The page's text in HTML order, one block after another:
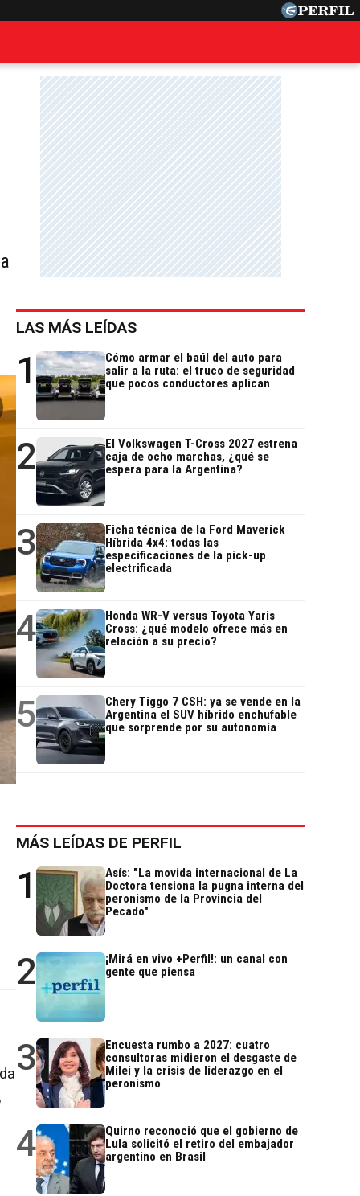
LAS MÁS LEÍDAS
1
Cómo armar el baúl del auto para
salir a la ruta: el truco de seguridad
que pocos conductores aplican
2
El Volkswagen T-Cross 2027 estrena
caja de ocho marchas, ¿qué se
espera para la Argentina?
3
Ficha técnica de la Ford Maverick
Híbrida 4x4: todas las
especificaciones de la pick-up
electrificada
4
Honda WR-V versus Toyota Yaris
Cross: ¿qué modelo ofrece más en
relación a su precio?
5
Chery Tiggo 7 CSH: ya se vende en la
Argentina el SUV híbrido enchufable
que sorprende por su autonomía
MÁS LEÍDAS DE PERFIL
1
Asís: "La movida internacional de La
Doctora tensiona la pugna interna del
peronismo de la Provincia del
Pecado"
2
¡Mirá en vivo +Perfil!: un canal con
gente que piensa
3
Encuesta rumbo a 2027: cuatro
consultoras midieron el desgaste de
Milei y la crisis de liderazgo en el
peronismo
4
Quirno reconoció que el gobierno de
Lula solicitó el retiro del embajador
argentino en Brasil